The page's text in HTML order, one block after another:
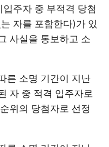
주자 중 부적격 당첨
자를 포함한다)가 있
사실을 통보하고 소
소명 기간이 지난
자 중 적격 입주자로
위의 당첨자로 선정